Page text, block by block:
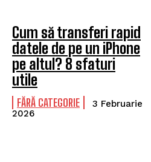
Cum să transferi rapid
datele de pe un iPhone
pe altul? 8 sfaturi
utile
FĂRĂ CATEGORIE
3 Februarie
2026